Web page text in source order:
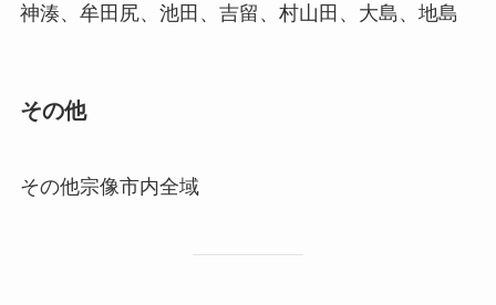
神湊、牟田尻、池田、吉留、村山田、大島、地島
その他
その他宗像市内全域